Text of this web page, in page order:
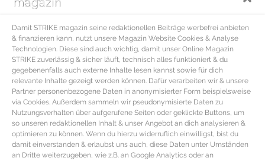
Damit STRIKE magazin seine redaktionellen Beiträge werbefrei anbieten
& finanzieren kann, nutzt unsere Magazin Website Cookies & Analyse
Technologien. Diese sind auch wichtig, damit unser Online Magazin
STRIKE zuverlässig & sicher läuft, technisch alles funktioniert & du
gegebenenfalls auch externe Inhalte lesen kannst sowie für dich
relevante Inhalte gezeigt werden können. Dafür verarbeiten wir & unsere
Partner personenbezogene Daten in anonymisierter Form beispielsweise
via Cookies. Außerdem sammeln wir pseudonymisierte Daten zu
Nutzungsverhalten über aufgerufene Seiten oder geklickte Buttons, um
so unseren redaktionellen Inhalt & unser Angebot an dich analysieren &
optimieren zu können. Wenn du hierzu widerruflich einwilligst, bist du
damit einverstanden & erlaubst uns auch, diese Daten unter Umständen
an Dritte weiterzugeben, wie z.B. an Google Analytics oder an